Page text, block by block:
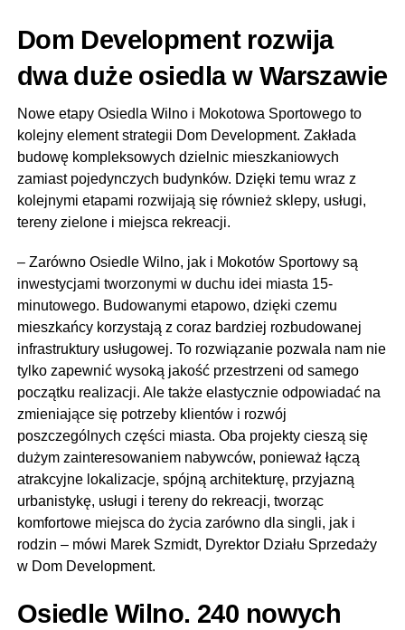
Dom Development rozwija
dwa duże osiedla w Warszawie
Nowe etapy Osiedla Wilno i Mokotowa Sportowego to
kolejny element strategii Dom Development. Zakłada
budowę kompleksowych dzielnic mieszkaniowych
zamiast pojedynczych budynków. Dzięki temu wraz z
kolejnymi etapami rozwijają się również sklepy, usługi,
tereny zielone i miejsca rekreacji.
– Zarówno Osiedle Wilno, jak i Mokotów Sportowy są
inwestycjami tworzonymi w duchu idei miasta 15-
minutowego. Budowanymi etapowo, dzięki czemu
mieszkańcy korzystają z coraz bardziej rozbudowanej
infrastruktury usługowej. To rozwiązanie pozwala nam nie
tylko zapewnić wysoką jakość przestrzeni od samego
początku realizacji. Ale także elastycznie odpowiadać na
zmieniające się potrzeby klientów i rozwój
poszczególnych części miasta. Oba projekty cieszą się
dużym zainteresowaniem nabywców, ponieważ łączą
atrakcyjne lokalizacje, spójną architekturę, przyjazną
urbanistykę, usługi i tereny do rekreacji, tworząc
komfortowe miejsca do życia zarówno dla singli, jak i
rodzin – mówi Marek Szmidt, Dyrektor Działu Sprzedaży
w Dom Development.
Osiedle Wilno. 240 nowych